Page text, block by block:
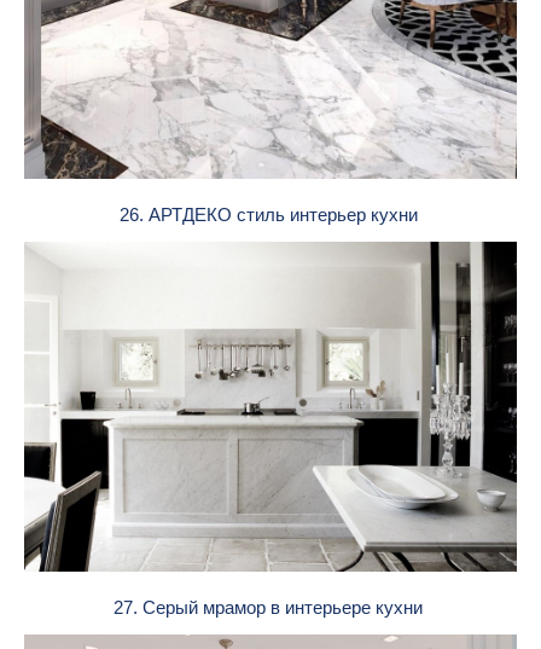
26. АРТДЕКО стиль интерьер кухни
27. Серый мрамор в интерьере кухни